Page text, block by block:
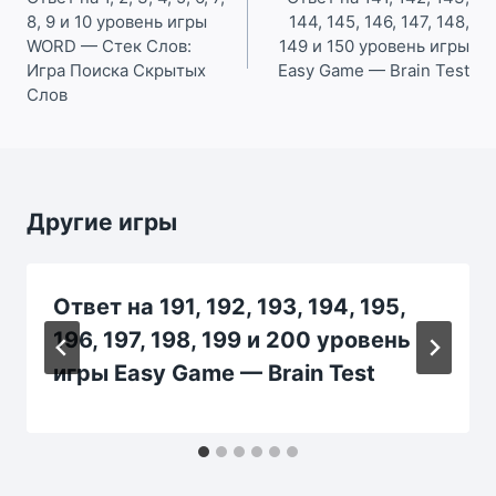
записям
8, 9 и 10 уровень игры
WORD — Стек Слов:
Игра Поиска Скрытых
Слов
144, 145, 146, 147, 148,
149 и 150 уровень игры
Easy Game — Brain Test
Другие игры
Ответ на 191, 192, 193, 194, 195,
196, 197, 198, 199 и 200 уровень
игры Easy Game — Brain Test